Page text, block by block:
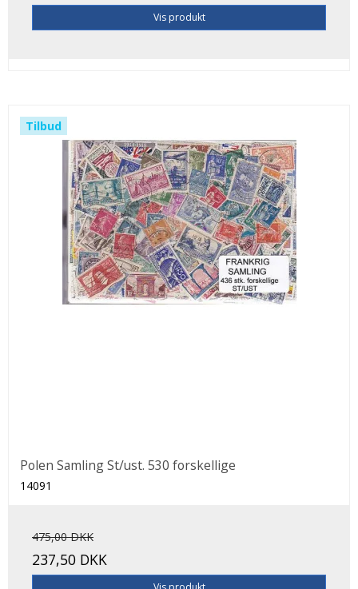
Vis produkt
Tilbud
Polen Samling St/ust. 530 forskellige
14091
475,00 DKK
237,50 DKK